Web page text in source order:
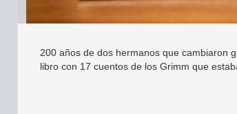
200 años de dos hermanos que cambiaron
libro con 17 cuentos de los Grimm que